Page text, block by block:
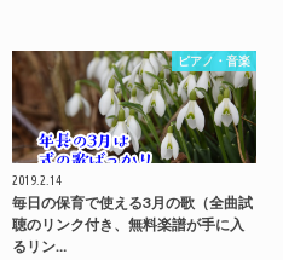
ピアノ・音楽
2019.2.14
毎日の保育で使える3月の歌（全曲試
聴のリンク付き、無料楽譜が手に入
るリン…